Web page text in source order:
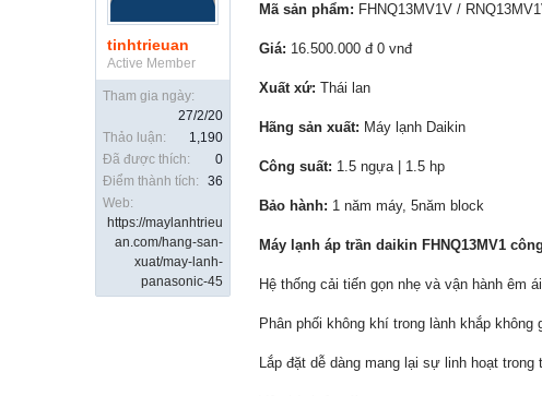
tinhtrieuan
Active Member
Tham gia ngày:
27/2/20
Thảo luận:
1,190
Đã được thích:
0
Điểm thành tích:
36
Web:
https://maylanhtrieu
an.com/hang-san-
xuat/may-lanh-
panasonic-45
Mã sản phẩm: FHNQ13MV1V /
Giá: 16.500.000 đ 0 vnđ
Xuất xứ: Thái lan
Hãng sản xuất: Máy lạnh Daikin
Công suất: 1.5 ngựa | 1.5 hp
Bảo hành: 1 năm máy, 5năm block
Máy lạnh áp trần daikin FHNQ13MV1
Hệ thống cải tiến gọn nhẹ và vận hành êm ái
Phân phối không khí trong lành khắp không
Lắp đặt dễ dàng mang lại sự linh hoạt trong